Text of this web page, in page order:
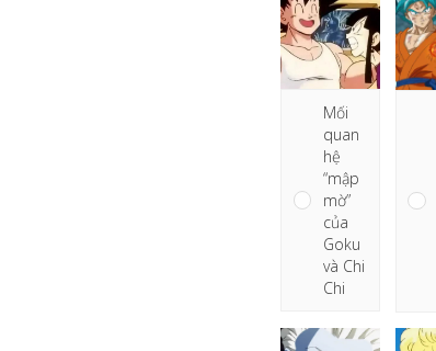
Mối
quan
hệ
“mập
mờ”
của
Goku
và Chi
Chi